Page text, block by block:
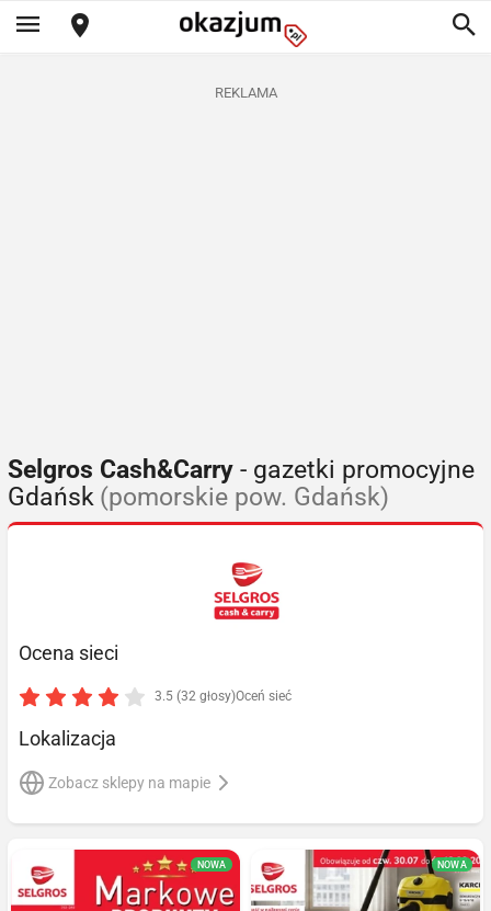
REKLAMA
Selgros Cash&Carry - gazetki promocyjne
Gdańsk (pomorskie pow. Gdańsk)
Ocena sieci
3.5 (32 głosy)Oceń sieć
Lokalizacja
Zobacz sklepy na mapie
NOWA NOWA